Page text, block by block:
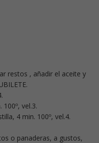
restos , añadir el aceite y
vel.3.
4 min. 100º, vel.4.
o panaderas, a gustos,